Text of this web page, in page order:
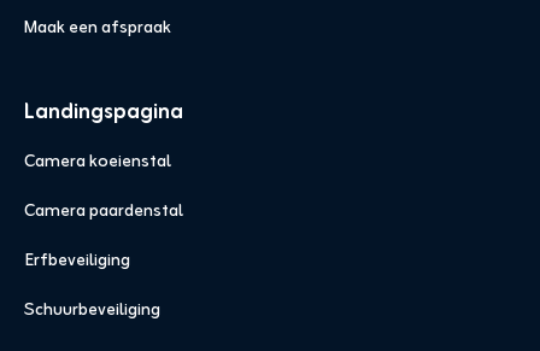
Maak een afspraak
Landingspagina
Camera koeienstal
Camera paardenstal
Erfbeveiliging
Schuurbeveiliging